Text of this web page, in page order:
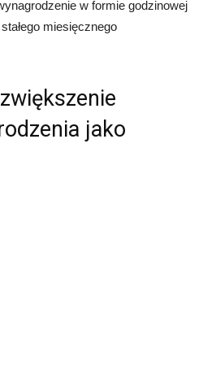
w formie godzinowej
miesięcznego
jako